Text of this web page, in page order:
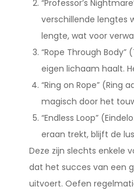
“Professor’s
verschillende lengtes
lengte, wat voor
“Rope Through
eigen lichaam haalt.
“Ring on Rope”
magisch door het
“Endless Loop”
eraan trekt, blijft de
Deze zijn slechts enkele
dat het succes van een
uitvoert. Oefen